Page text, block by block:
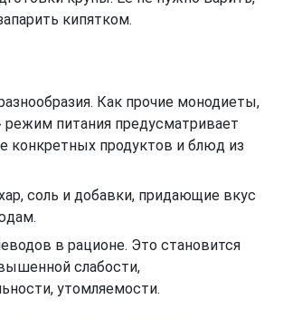
кипятком.
Как прочие монодиеты,
режим питания предусматривает
конкретных продуктов и блюд из
соль и добавки, придающие вкус
в рационе. Это становится
слабости,
утомляемости.